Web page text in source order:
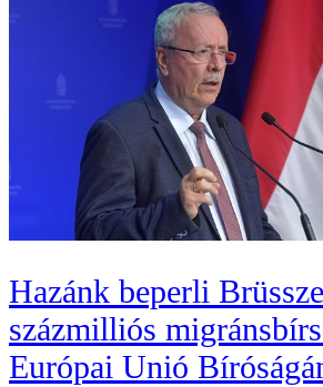
Hazánk beperli
százmilliós
Európai Unió